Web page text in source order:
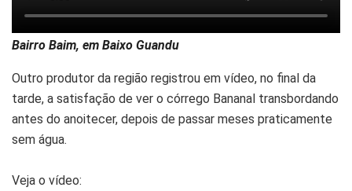
Bairro Baim, em Baixo Guandu
Outro produtor da região registrou em vídeo, no final da
tarde, a satisfação de ver o córrego Bananal transbordando
antes do anoitecer, depois de passar meses praticamente
sem água.
Veja o vídeo: